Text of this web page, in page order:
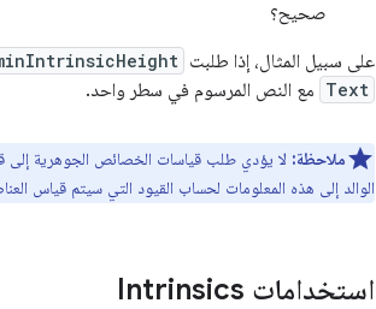
صحيح؟
على سبيل المثال، إذا طلبت
Text مع النص المرسوم في سطر واحد.
ملاحظة: لا يؤدي طلب قياسات الخصائص الجوهرية إلى
الوالد إلى هذه المعلومات لحساب القيود التي سيتم قياس
استخدامات Intrinsics